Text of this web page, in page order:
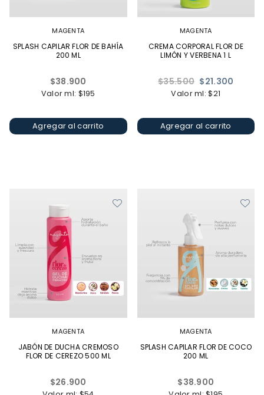
MAGENTA
SPLASH CAPILAR FLOR DE BAHÍA
200 ML
Precio
habitual
$38.900
Valor ml: $195
Agregar al carrito
MAGENTA
CREMA CORPORAL FLOR DE
LIMÓN Y VERBENA 1 L
Precio
habitual
$35.500 $21.300
Valor ml: $21
Agregar al carrito
MAGENTA
JABÓN DE DUCHA CREMOSO
FLOR DE CEREZO 500 ML
Precio
$26.900
MAGENTA
SPLASH CAPILAR FLOR DE COCO
200 ML
Precio
$38.900